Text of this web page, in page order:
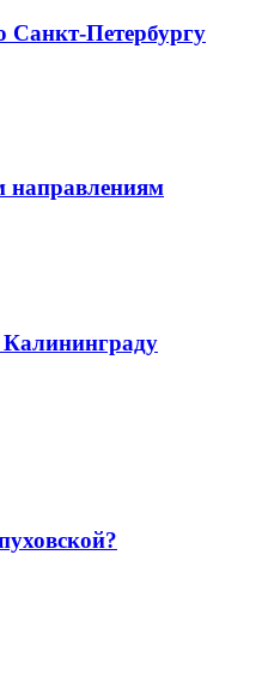
Санкт-Петербургу
направлениям